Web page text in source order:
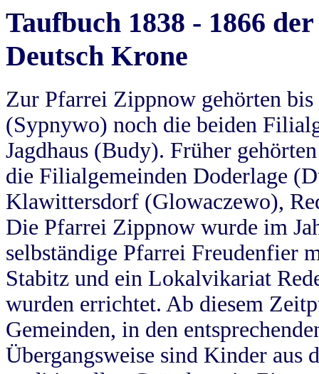
Taufbuch 1838 - 1866
Deutsch Krone
Zur Pfarrei Zippnow gehörten
(Sypnywo) noch die beiden
Jagdhaus (Budy). Früher
die Filialgemeinden Doderlage
Klawittersdorf (Glowaczewo),
Die Pfarrei Zippnow wurde im
selbständige Pfarrei Freudenfier
Stabitz und ein Lokalvikariat
wurden errichtet. Ab diesem
Gemeinden, in den
Übergangsweise sind Kinder aus